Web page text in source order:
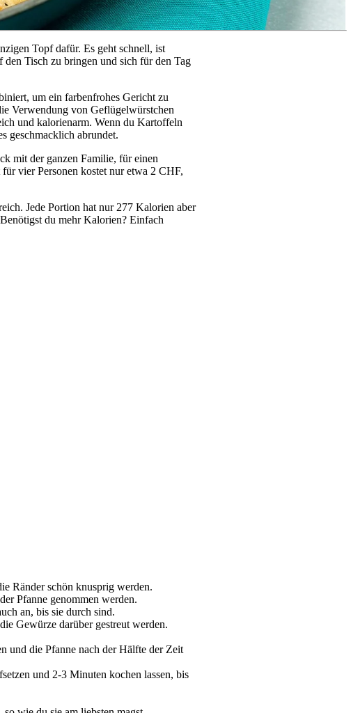
Topf dafür. Es geht schnell, ist
den Tisch zu bringen und sich für den Tag
um ein farbenfrohes Gericht zu
Verwendung von Geflügelwürstchen
und kalorienarm. Wenn du Kartoffeln
geschmacklich abrundet.
mit der ganzen Familie, für einen
vier Personen kostet nur etwa 2 CHF,
Jede Portion hat nur 277 Kalorien aber
du mehr Kalorien? Einfach
Ränder schön knusprig werden.
Pfanne genommen werden.
an, bis sie durch sind.
Gewürze darüber gestreut werden.
und die Pfanne nach der Hälfte der Zeit
und 2-3 Minuten kochen lassen, bis